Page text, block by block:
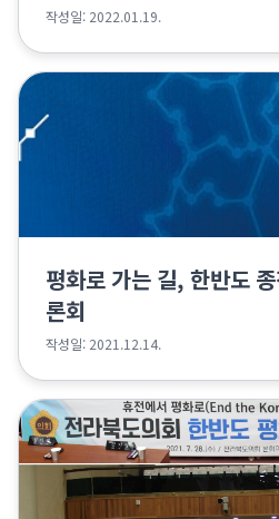
작성일: 2022.01.19.
평화로 가는 길, 한반도
론회
작성일: 2021.12.14.